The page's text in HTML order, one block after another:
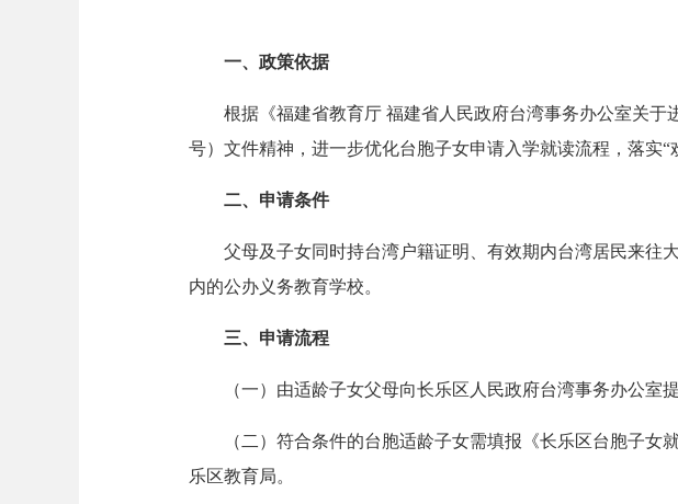
一、政策依据
根据《福建省教育厅 福建省人民政府台湾事务办公室关
号）文件精神，进一步优化台胞子女申请入学就读流程，落实“
二、申请条件
父母及子女同时持台湾户籍证明、有效期内台湾居民来往
内的公办义务教育学校。
三、申请流程
（一）由适龄子女父母向长乐区人民政府台湾事务办公室
（二）符合条件的台胞适龄子女需填报《长乐区台胞子
乐区教育局。